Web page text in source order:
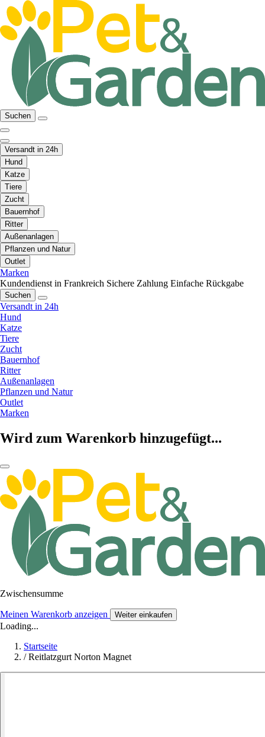
Suchen
Versandt in 24h
Hund
Katze
Tiere
Zucht
Bauernhof
Ritter
Außenanlagen
Pflanzen und Natur
Outlet
Marken
Kundendienst in Frankreich Sichere Zahlung Einfache Rückgabe
Suchen
Versandt in 24h
Hund
Katze
Tiere
Zucht
Bauernhof
Ritter
Außenanlagen
Pflanzen und Natur
Outlet
Marken
Wird zum Warenkorb hinzugefügt...
Zwischensumme
Meinen Warenkorb anzeigen Weiter einkaufen
Loading...
Startseite
/ Reitlatzgurt Norton Magnet